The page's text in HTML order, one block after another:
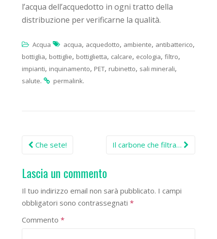
l’acqua dell’acquedotto in ogni tratto della
distribuzione per verificarne la qualità.
Acqua acqua, acquedotto, ambiente, antibatterico,
bottiglia, bottiglie, bottiglietta, calcare, ecologia, filtro,
impianti, inquinamento, PET, rubinetto, sali minerali,
salute. permalink.
Post
navigation
Che sete! Il carbone che filtra…
Lascia un commento
Il tuo indirizzo email non sarà pubblicato. I campi
obbligatori sono contrassegnati *
Commento *